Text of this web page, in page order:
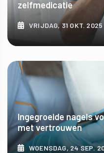
zelfmedicatie
VRIJDAG, 31 OKT. 2025
Ingegroeide nagels
met vertrouwen
WOENSDAG, 24 SEP.